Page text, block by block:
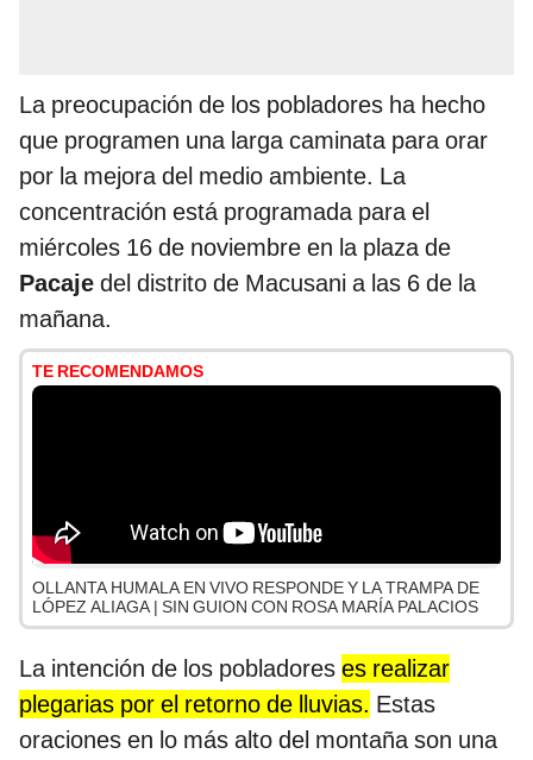
La preocupación de los pobladores ha hecho
que programen una larga caminata para orar
por la mejora del medio ambiente. La
concentración está programada para el
miércoles 16 de noviembre en la plaza de
Pacaje del distrito de Macusani a las 6 de la
mañana.
TE RECOMENDAMOS
OLLANTA HUMALA EN VIVO RESPONDE Y LA TRAMPA DE
LÓPEZ ALIAGA | SIN GUION CON ROSA MARÍA PALACIOS
La intención de los pobladores es realizar
plegarias por el retorno de lluvias. Estas
oraciones en lo más alto del montaña son una